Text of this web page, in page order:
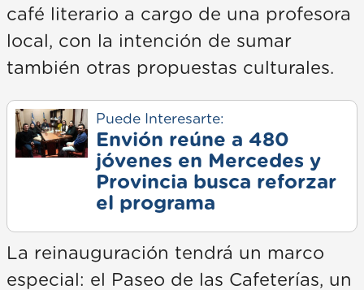
café literario a cargo de una profesora
local, con la intención de sumar
también otras propuestas culturales.
Puede Interesarte:
Envión reúne a 480
jóvenes en Mercedes y
Provincia busca reforzar
el programa
La reinauguración tendrá un marco
especial: el Paseo de las Cafeterías, un